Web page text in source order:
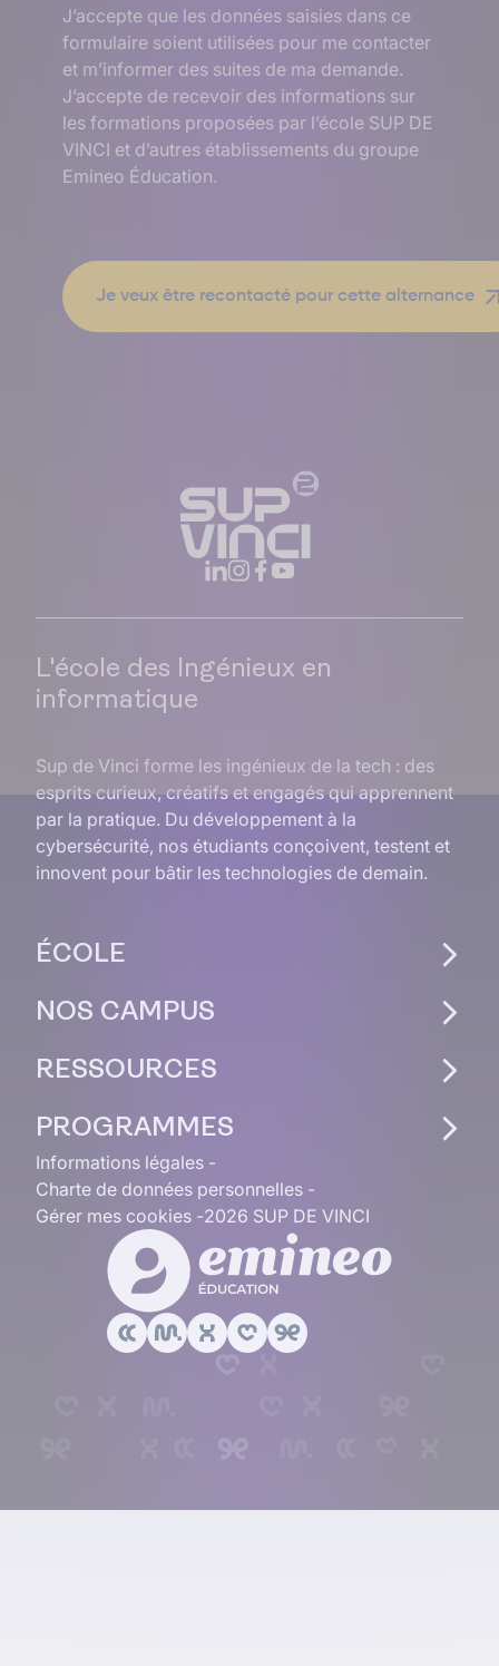
RGPD
J’accepte que les données saisies dans ce
formulaire soient utilisées pour me contacter
et m’informer des suites de ma demande.
J’accepte de recevoir des informations sur
les formations proposées par l’école SUP DE
VINCI et d’autres établissements du groupe
Emineo Éducation.
L'école des Ingénieux en
informatique
Sup de Vinci forme les ingénieux de la tech : des
esprits curieux, créatifs et engagés qui apprennent
par la pratique. Du développement à la
cybersécurité, nos étudiants conçoivent, testent et
innovent pour bâtir les technologies de demain.
ÉCOLE
NOS CAMPUS
RESSOURCES
PROGRAMMES
Informations légales
Charte de données personnelles
Gérer mes cookies 2026 SUP DE VINCI